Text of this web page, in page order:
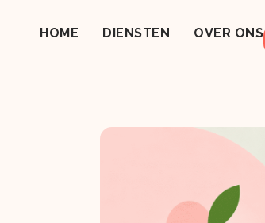
HOME DIENSTEN OVER ONS